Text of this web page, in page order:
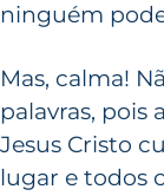
ninguém
Mas, calma!
palavras, pois
Jesus Cristo
lugar e todos